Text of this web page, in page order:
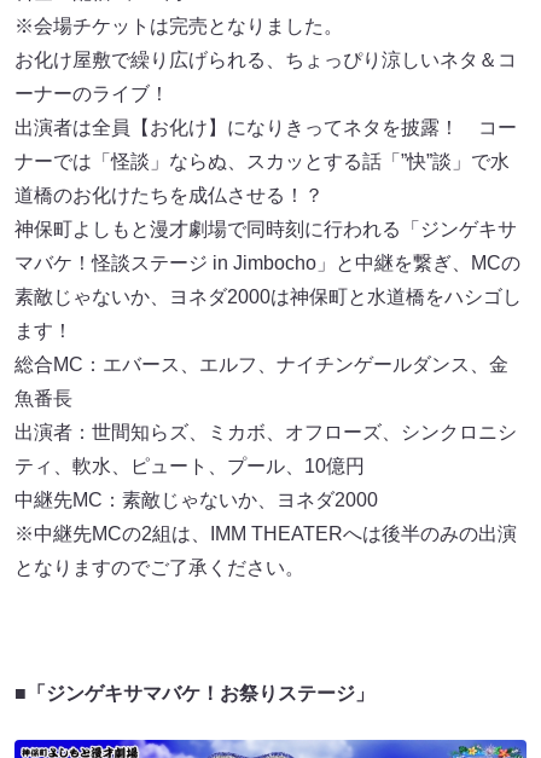
※会場チケットは完売となりました。
お化け屋敷で繰り広げられる、ちょっぴり涼しいネタ＆コ
ーナーのライブ！
出演者は全員【お化け】になりきってネタを披露！ コー
ナーでは「怪談」ならぬ、スカッとする話「”快”談」で水
道橋のお化けたちを成仏させる！？
神保町よしもと漫才劇場で同時刻に行われる「ジンゲキサ
マバケ！怪談ステージ in Jimbocho」と中継を繋ぎ、MCの
素敵じゃないか、ヨネダ2000は神保町と水道橋をハシゴし
ます！
総合MC：エバース、エルフ、ナイチンゲールダンス、金
魚番長
出演者：世間知らズ、ミカボ、オフローズ、シンクロニシ
ティ、軟水、ピュート、プール、10億円
中継先MC：素敵じゃないか、ヨネダ2000
※中継先MCの2組は、IMM THEATERへは後半のみの出演
となりますのでご了承ください。
■「ジンゲキサマバケ！お祭りステージ」